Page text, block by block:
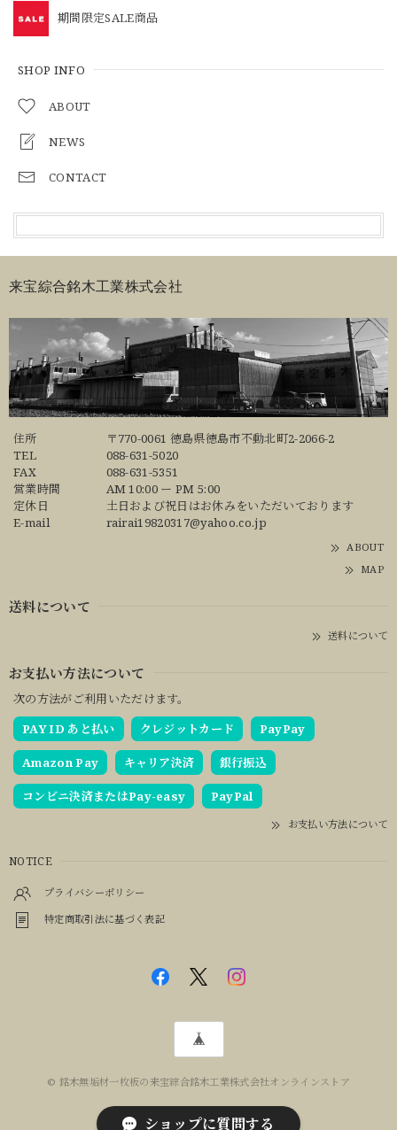
期間限定SALE商品
SHOP INFO
ABOUT
NEWS
CONTACT
来宝綜合銘木工業株式会社
住所
〒770-0061 徳島県徳島市不動北町2-2066-2
TEL
088-631-5020
FAX
088-631-5351
営業時間
AM 10:00 ー PM 5:00
定休日
土日および祝日はお休みをいただいております
E-mail
rairai19820317@yahoo.co.jp
ABOUT
MAP
送料について
送料について
お支払い方法について
次の方法がご利用いただけます。
PAY ID あと払い
クレジットカード PayPay
Amazon Pay キャリア決済 銀行振込
コンビニ決済またはPay-easy PayPal
お支払い方法について
NOTICE
プライバシーポリシー
特定商取引法に基づく表記
© 銘木無垢材一枚板の来宝綜合銘木工業株式会社オンラインストア
ショップに質問する